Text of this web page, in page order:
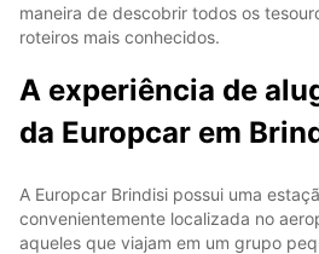
maneira de descobrir todos os
roteiros mais conhecidos.
A experiência de
da Europcar em
A Europcar Brindisi possui uma
convenientemente localizada no
aqueles que viajam em um grupo